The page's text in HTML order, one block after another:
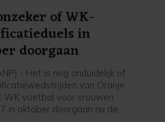
of WK-
in
doorgaan
- Het is nog onduidelijk of
van Oranje
WK voetbal voor vrouwen
in oktober doorgaan nu de